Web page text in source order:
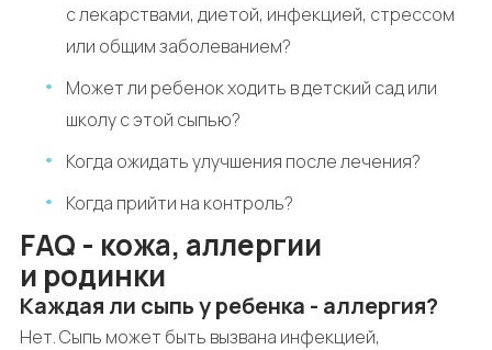
с лекарствами, диетой, инфекцией, стрессом
или общим заболеванием?
Может ли ребенок ходить в детский сад или
школу с этой сыпью?
Когда ожидать улучшения после лечения?
Когда прийти на контроль?
FAQ - кожа, аллергии
и родинки
Каждая ли сыпь у ребенка - аллергия?
Нет. Сыпь может быть вызвана инфекцией,